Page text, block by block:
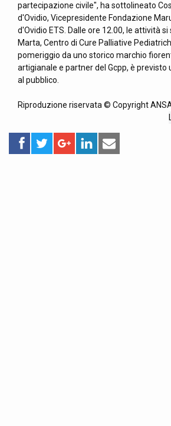
partecipazione civile", ha sottolineato
d'Ovidio, Vicepresidente Fondazione
d'Ovidio ETS. Dalle ore 12.00, le attività
Marta, Centro di Cure Palliative
pomeriggio da uno storico marchio
artigianale e partner del Gcpp, è
al pubblico.
Riproduzione riservata © Copyright